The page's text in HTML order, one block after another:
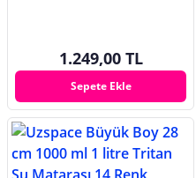
1.249,00 TL
Sepete Ekle